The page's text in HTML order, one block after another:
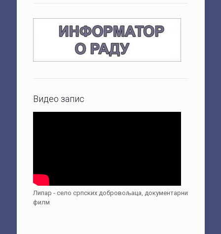
Видео запис
Липар - село српских добровољаца, документарни
филм